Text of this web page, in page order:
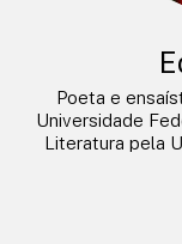
Poeta e
Universidade
Literatura pela